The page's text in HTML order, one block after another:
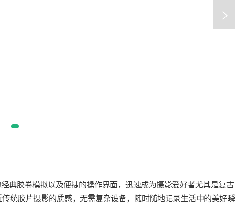
典胶卷模拟以及便捷的操作界面，迅速成为摄影爱好者尤其是复古
统胶片摄影的质感，无需复杂设备，随时随地记录生活中的美好瞬